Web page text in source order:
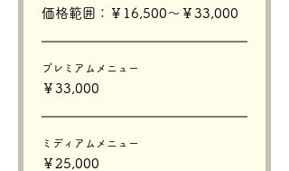
価格範囲：￥16,500〜￥33,000
プレミアムメニュー
￥33,000
ミディアムメニュー
￥25,000